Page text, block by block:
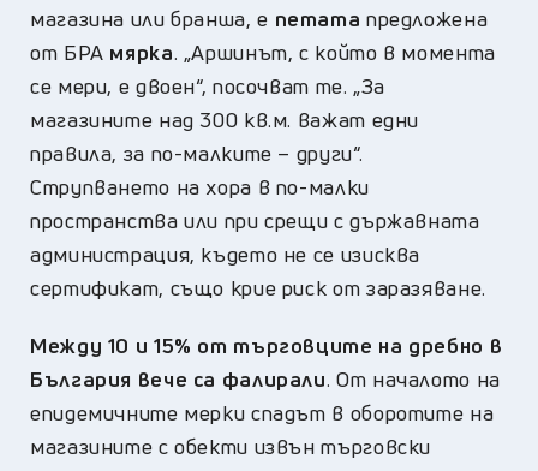
магазина или бранша, е петата предложена
от БРА мярка. „Аршинът, с който в момента
се мери, е двоен“, посочват те. „За
магазините над 300 кв.м. важат едни
правила, за по-малките – други“.
Струпването на хора в по-малки
пространства или при срещи с държавната
администрация, където не се изисква
сертификат, също крие риск от заразяване.
Между 10 и 15% от търговците на дребно в
България вече са фалирали. От началото на
епидемичните мерки спадът в оборотите на
магазините с обекти извън търговски